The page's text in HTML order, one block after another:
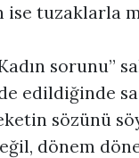
ise tuzaklarla
sorunu”
edildiğinde
sözünü
dönem